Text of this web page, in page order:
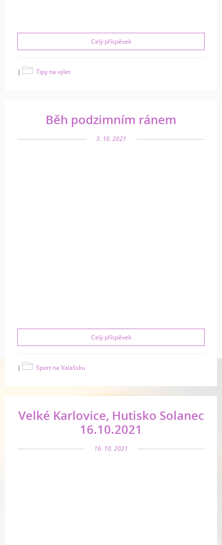
Celý příspěvek
| Tipy na výlet
Běh podzimním ránem
3. 10. 2021
Celý příspěvek
| Sport na Valašsku
Velké Karlovice, Hutisko Solanec
16.10.2021
16. 10. 2021